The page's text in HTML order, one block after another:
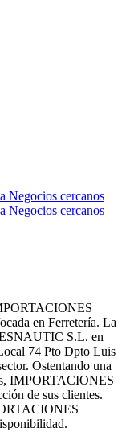
Negocios cercanos
Negocios cercanos
en Ferretería. La
S.L. en
74 Pto Dpto Luis
Ostentando una
IMPORTACIONES
de sus clientes.